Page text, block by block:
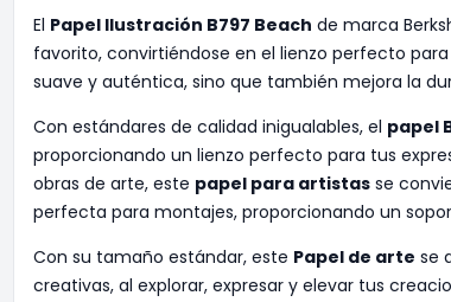
El Papel Ilustración B797 Beach de marca
favorito, convirtiéndose en el lienzo perfecto
suave y auténtica, sino que también mejora la
Con estándares de calidad inigualables, el papel
proporcionando un lienzo perfecto para tus
obras de arte, este papel para artistas se
perfecta para montajes, proporcionando un
Con su tamaño estándar, este Papel de arte se
creativas, al explorar, expresar y elevar tus